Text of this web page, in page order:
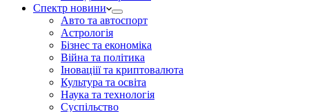
Спектр новини
Авто та автоспорт
Астрологія
Бізнес та економіка
Війна та політика
Іноваціії та криптовалюта
Культура та освіта
Наука та технологія
Суспільство